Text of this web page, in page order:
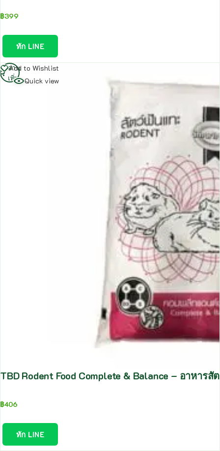
฿399
ทัก LINE
Add to Wishlist
Quick view
TBD Rodent Food Complete & Balance – อาหา
฿406
ทัก LINE
อ่าน
เพิ่ม